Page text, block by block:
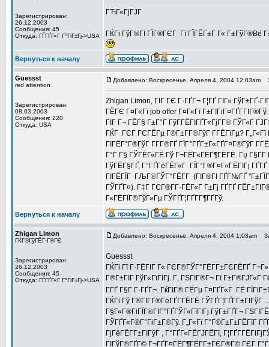
Зарегистрирован:
26.12.2003
Сообщения: 45
Откуда: ГЃГҐГ«Г Г°ГіГ±Гј->USA
ГЋГ«ГјГЈГ
ГЌГі ГўГ®ГІ ГЇГ®ГЄГ Гї ГЇГЁГ±Г Г« Г±ГўГ®Вё
Вернуться к началу
Guessst
red attention
Зарегистрирован:
08.03.2003
Сообщения: 220
Откуда: USA
Добавлено: Воскресенье, Апреля 4, 2004 12:03am
Zhigan Limon, ГІГ ГЄ Г·ГҐГ¬ Г¦ГҐ ГІГ» ГўГ±ГҐ-
ГЁГЄ Г¤Г«Гї job offer Г¤Г«Гї
ГІГ Г¬ ГЁГ§ Г±Г°Г ГўГ­ГЁГІГҐГ«ГјГ­Г® ГЎГ«Г
ГЌГ ГЄГ ГЄГЁГµ Г®Г±Г­Г®ГўГ Г­ГЁГїГµ? Г„Г«Гї
ГІГЁГ°Г®ГўГ Г­Г­Г®ГҐ ГЇГ°ГҐГ±Г«ГҐГ¤Г®ГўГ
Г°Г Г§ ГЎГЁГ«ГЁ Гў Г¬ГЁГ«ГЁГ¶ГЁГЁ. Гџ Г§Г­Г
ГўГЁГ§ГҐ, Г°ГҐГёГЁГ«Г ГЇГ°Г®Г¤Г«ГЁГІГј
ГІГЁГЇГ ГЉГ®ГЎГ°ГЁГ­Г (ГІГ®ГІ ГҐГ№ГҐ
ГЎГҐГ¤). Г‡Г ГЄГ®Г­Г·ГЁГ«Г Г±Гј ГҐГҐ
Г«ГЁГЇГ®ГўГ»Гµ ГЎГҐГ¦ГҐГ­Г¶ГҐГў.
Вернуться к началу
Zhigan Limon
ГЌГ®ГўГЁГ·Г®ГЄ
Зарегистрирован:
26.12.2003
Сообщения: 45
Откуда: ГЃГҐГ«Г Г°ГіГ±Гј->USA
Добавлено: Воскресенье, Апреля 4, 2004 1:03am
Guessst
ГЌГі Гї Г·ГЁГІГ Г« ГЄГ®ГЎГ°ГЁГ­Г±ГЄГЁГҐ
Г®Г±ГІГ ГўГ«ГїГІГј. Г‚ ГЅГІГ®Г¬ Гї Г±Г®ГЈГ«Г
Г­ГҐ Г§Г Г·ГҐГ¬. ГќГІГ® ГЁГµ Г¤ГҐГ«Г ГЁ
ГЌГі Гў Г®ГІГ­Г®ГёГҐГ­ГЁГЁ ГЎГҐГ¦ГҐГ­Г±ГІГўГ
Г§Г«Г®ГіГЇГ®ГІГ°ГҐГЎГ«ГїГІГј ГўГ±ГҐГ¬
ГЎГҐГ«Г®Г°ГіГ±Г®Гў. Г„Г«Гї Г°Г®Г±Г±ГЁГїГ­
ГјГёГЁГ­Г±ГІГўГ , Г°ГҐГ«ГЁГЈГЁГї,
ГІГўГ®ГҐГ© Г¬ГҐГ¤ГЁГ¶ГЁГ­Г±ГЄГ®Г© ГЄГ